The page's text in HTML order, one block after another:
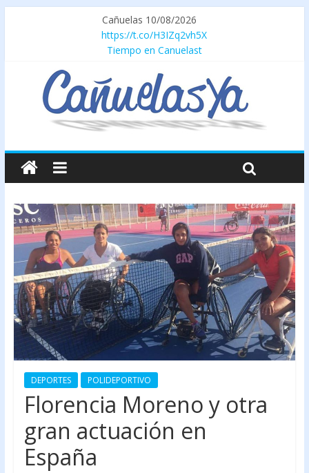
Cañuelas 10/08/2026
https://t.co/H3IZq2vh5X
Tiempo en Canuelast
DEPORTES POLIDEPORTIVO
Florencia Moreno y otra
gran actuación en
España